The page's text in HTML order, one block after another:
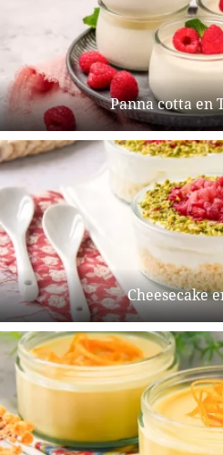
Panna cotta en
Cheesecake